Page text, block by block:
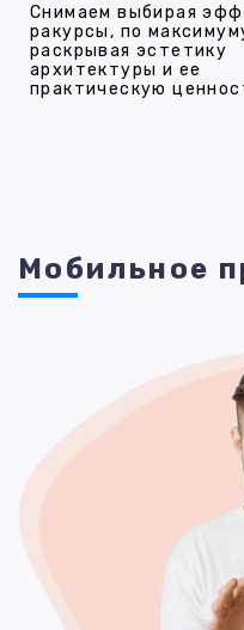
Снимаем выбирая
ракурсы, по
раскрывая эстетику
архитектуры и ее
практическую
Мобильное